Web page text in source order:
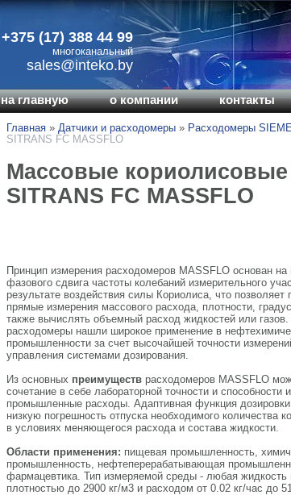
+375 (17) 388 44 99
многоканальный
sales@inteko.by
на главную о компании контакты
Главная » Датчики и расходомеры » Расходомеры
SITRANS FC MASSFLO
Массовые кориолисовые
SITRANS FC MASSFLO
Принцип измерения расходомеров MASSFLO основан на
фазового сдвига частоты колебаний измерительного
результате воздействия силы Кориолиса, что позволяет
прямые измерения массового расхода, плотности,
также вычислять объемный расход жидкостей или
расходомеры нашли широкое применение в
промышленности за счет высочайшей точности
управления системами дозирования.
Из основных преимуществ расходомеров MASSFLO
сочетание в себе лабораторной точности и способности
промышленные расходы. Адаптивная функция дозировки
низкую погрешность отпуска необходимого количества
в условиях меняющегося расхода и состава жидкости.
Области применения: пищевая промышленность,
промышленность, нефтеперерабатывающая
фармацевтика. Тип измеряемой среды - любая жидкость
плотностью до 2900 кг/м3 и расходом от 0.02 кг/час до